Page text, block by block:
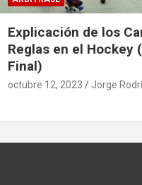
Explicación de los
Reglas en el Hockey
Final)
octubre 12, 2023 Jorge